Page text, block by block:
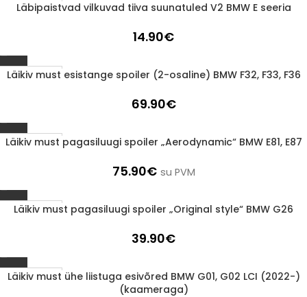
1-3 d.d.
Läbipaistvad vilkuvad tiiva suunatuled V2 BMW E seeria
14.90€
1-3 d.d.
Läikiv must esistange spoiler (2-osaline) BMW F32, F33, F36
69.90€
1-3 d.d.
Läikiv must pagasiluugi spoiler „Aerodynamic“ BMW E81, E87
75.90€ su PVM
1-3 d.d.
Läikiv must pagasiluugi spoiler „Original style“ BMW G26
39.90€
1-3 d.d.
Läikiv must ühe liistuga esivõred BMW G01, G02 LCI (2022-)
(kaameraga)